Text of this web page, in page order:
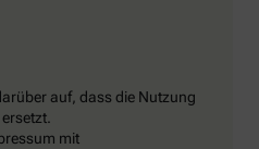
auf, dass die Nutzung
mit